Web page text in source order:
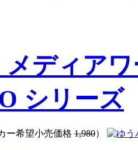
メディア
シリーズ
ー希望小売価格 1,980）